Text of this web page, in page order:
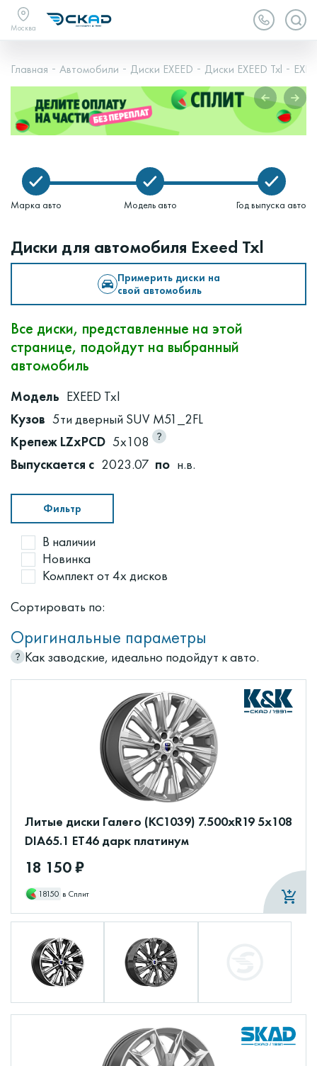
Москва
Главная Автомобили Диски EXEED Диски EXEED Txl
Марка авто Модель авто Год выпуска авто
Диски для автомобиля Exeed Txl
Примерить диски на
свой автомобиль
Все диски, представленные на этой
странице, подойдут на выбранный
автомобиль
Модель EXEED Txl
Кузов 5ти дверный SUV M51_2FL
Крепеж LZxPCD 5x108
Выпускается с 2023.07 по н.в.
В наличии
Новинка
Комплект от 4х дисков
Сортировать по:
Фильтр
Оригинальные параметры
Как заводские, идеально подойдут к авто.
Литые диски Галего (КС1039) 7.500xR19 5x108
DIA65.1 ET46 дарк платинум
18 150 ₽
18150 в Сплит